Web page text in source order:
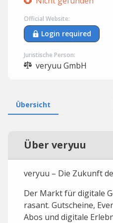
Official Website:
Login required
Juristische Person:
veryuu GmbH
Übersicht
Über veryuu
veryuu – Die Zukunft
Der Markt für digitale
rasant. Gutscheine,
Abos und digitale